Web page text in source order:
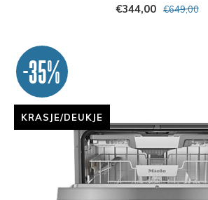
€344,00 €649,00
-35%
KRASJE/DEUKJE